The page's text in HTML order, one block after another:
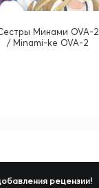
Минами OVA-2
/ Minami-ke OVA-2
рецензии!